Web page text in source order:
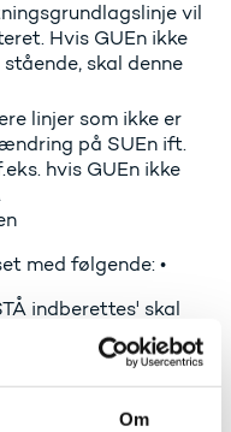
Om
vil
Hvis GUEn ikke
skal denne
linjer som ikke er
på SUEn ift.
hvis GUEn ikke
med følgende: •
indberettes' skal
GUEr/semesteret
indberettes' skal
i